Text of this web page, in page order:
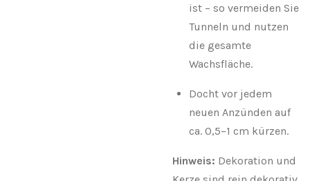
ist – so vermeiden Sie
Tunneln und nutzen
die gesamte
Wachsfläche.
Docht vor jedem
neuen Anzünden auf
ca. 0,5–1 cm kürzen.
Hinweis: Dekoration und